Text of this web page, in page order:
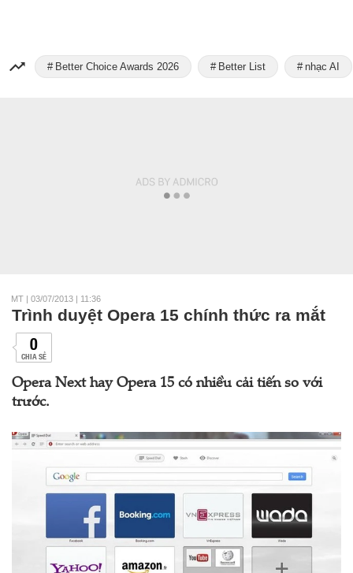
Better Choice Awards 2026 Better List nhạc AI
MT | 03/07/2013 | 11:36
Trình duyệt Opera 15 chính thức ra mắt
0
CHIA SẺ
Opera Next hay Opera 15 có nhiều cải tiến so với
trước.